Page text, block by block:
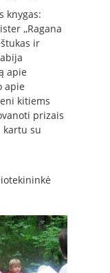
knygas:
,,Ragana
ir
apie
apie
kitiems
prizais
su